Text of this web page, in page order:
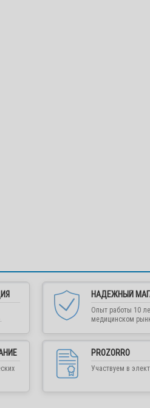
НАДЕЖНЫЙ
Опыт работы 10
медицинском
PROZORRO
Участвуем в